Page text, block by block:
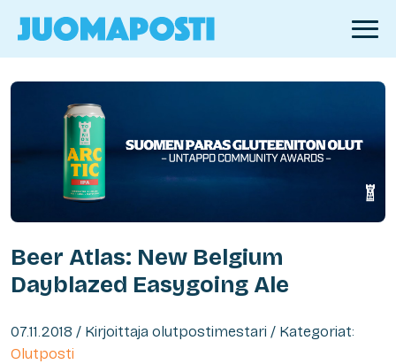
Beer Atlas: New Belgium
Dayblazed Easygoing Ale
07.11.2018 / Kirjoittaja olutpostimestari / Kategoriat:
Olutposti